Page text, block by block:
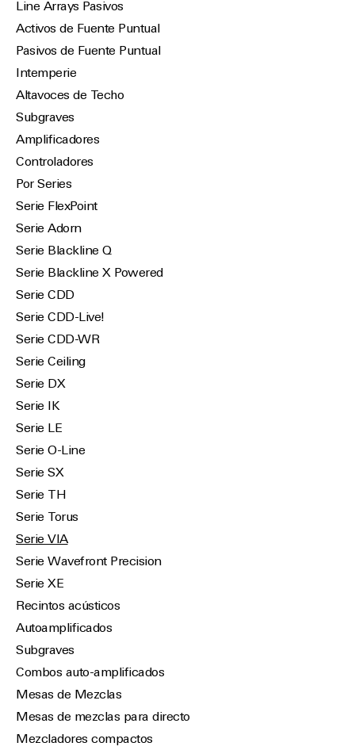
Line Arrays Pasivos
Activos de Fuente Puntual
Pasivos de Fuente Puntual
Intemperie
Altavoces de Techo
Subgraves
Amplificadores
Controladores
Por Series
Serie FlexPoint
Serie Adorn
Serie Blackline Q
Serie Blackline X Powered
Serie CDD
Serie CDD-Live!
Serie CDD-WR
Serie Ceiling
Serie DX
Serie IK
Serie LE
Serie O-Line
Serie SX
Serie TH
Serie Torus
Serie VIA
Serie Wavefront Precision
Serie XE
Recintos acústicos
Autoamplificados
Subgraves
Combos auto-amplificados
Mesas de Mezclas
Mesas de mezclas para directo
Mezcladores compactos